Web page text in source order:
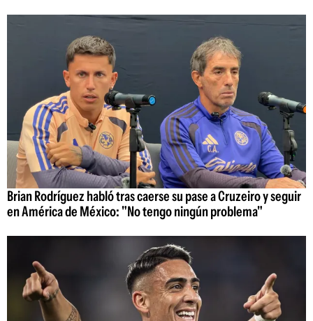
Brian Rodríguez habló tras caerse su pase a Cruzeiro y seguir
en América de México: "No tengo ningún problema"